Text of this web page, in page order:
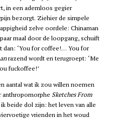
in een ademloos gegier
bezorgt. Ziehier de simpele
zelve oordele: Chinaman
maal door de loopgang, schuift
dan: ‘You for coffee!… You for
razend wordt en terugroept: ‘Me
fuckoffee!’
aantal wat ik zou willen noemen
Sketches From
beide dol zijn: het leven van alle
vrienden in het woud